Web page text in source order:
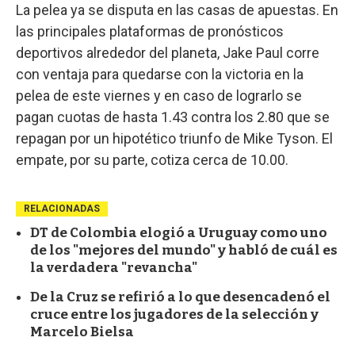
La pelea ya se disputa en las casas de apuestas. En
las principales plataformas de pronósticos
deportivos alrededor del planeta, Jake Paul corre
con ventaja para quedarse con la victoria en la
pelea de este viernes y en caso de lograrlo se
pagan cuotas de hasta 1.43 contra los 2.80 que se
repagan por un hipotético triunfo de Mike Tyson. El
empate, por su parte, cotiza cerca de 10.00.
RELACIONADAS
DT de Colombia elogió a Uruguay como uno
de los "mejores del mundo" y habló de cuál es
la verdadera "revancha"
De la Cruz se refirió a lo que desencadenó el
cruce entre los jugadores de la selección y
Marcelo Bielsa